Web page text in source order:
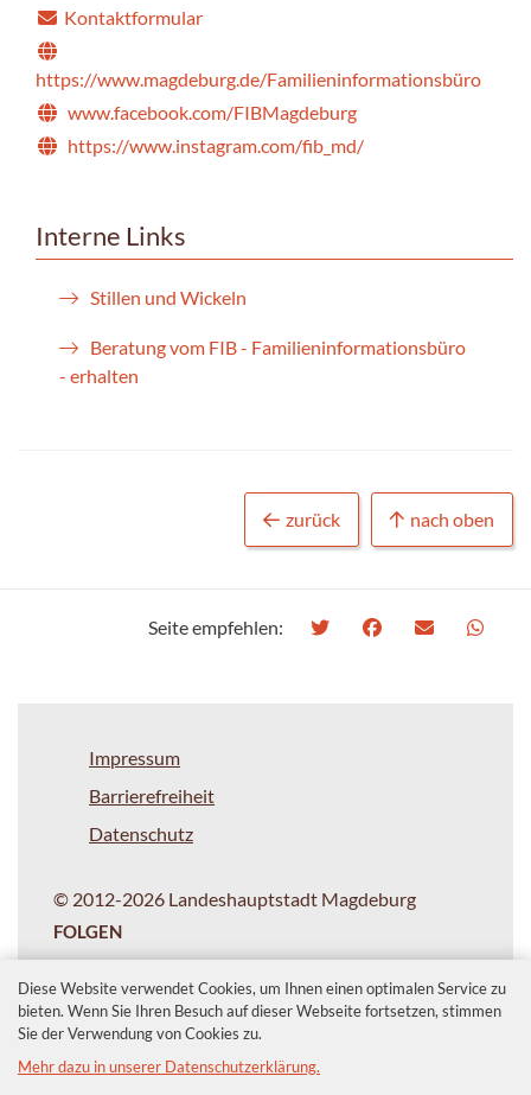
Diese Website verwendet Cookies, um Ihnen einen optimalen Service zu
bieten. Wenn Sie Ihren Besuch auf dieser Webseite fortsetzen, stimmen
Sie der Verwendung von Cookies zu.
Mehr dazu in unserer Datenschutzerklärung.
Kontaktformular
https://www.magdeburg.de/Familieninformationsbüro
www.facebook.com/FIBMagdeburg
https://www.instagram.com/fib_md/
Interne Links
Stillen und Wickeln
Beratung vom FIB - Familieninformationsbüro
- erhalten
zurück nach oben
Seite empfehlen:
Impressum
Barrierefreiheit
Datenschutz
© 2012-2026 Landeshauptstadt Magdeburg
FOLGEN